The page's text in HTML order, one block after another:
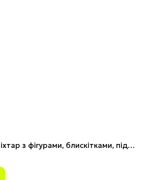
Нічник Різдвяний ліхтар з фігурами, блискітками, підсвічуванням, обертанням та музикою (від мережі, 3*AAA) 23,5см 1